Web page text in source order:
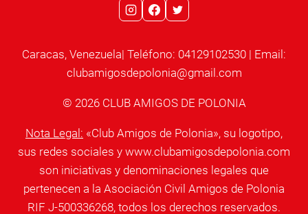
Caracas, Venezuela| Teléfono: 04129102530 | Email:
clubamigosdepolonia@gmail.com
© 2026 CLUB AMIGOS DE POLONIA
Nota Legal: «Club Amigos de Polonia», su logotipo,
sus redes sociales y www.clubamigosdepolonia.com
son iniciativas y denominaciones legales que
pertenecen a la Asociación Civil Amigos de Polonia
RIF J-500336268, todos los derechos reservados.